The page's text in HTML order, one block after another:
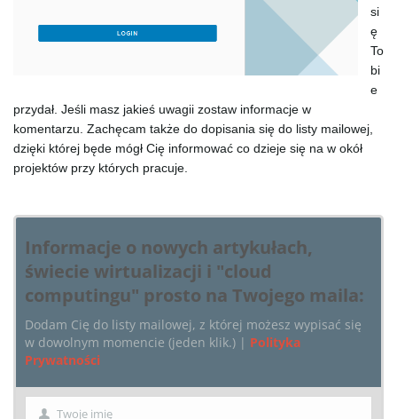
si
ę
To
bi
e
przydał. Jeśli masz jakieś uwagii zostaw informacje w
komentarzu. Zachęcam także do dopisania się do listy mailowej,
dzięki której będe mógł Cię informować co dzieje się na w okół
projektów przy których pracuje.
Informacje o nowych artykułach,
świecie wirtualizacji i "cloud
computingu" prosto na Twojego maila:
Dodam Cię do listy mailowej, z której możesz wypisać się
w dowolnym momencie (jeden klik.) | Polityka
Prywatności
Twoje imię